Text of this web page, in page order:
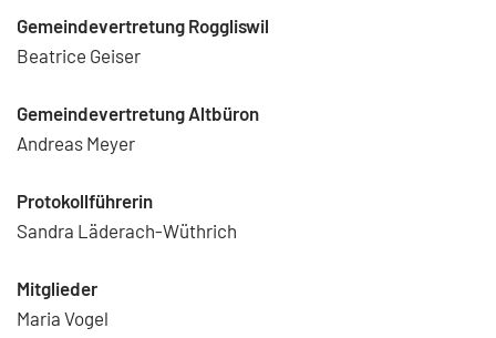
Gemeindevertretung Roggliswil
Beatrice Geiser
Gemeindevertretung Altbüron
Andreas Meyer
Protokollführerin
Sandra Läderach-Wüthrich
Mitglieder
Maria Vogel